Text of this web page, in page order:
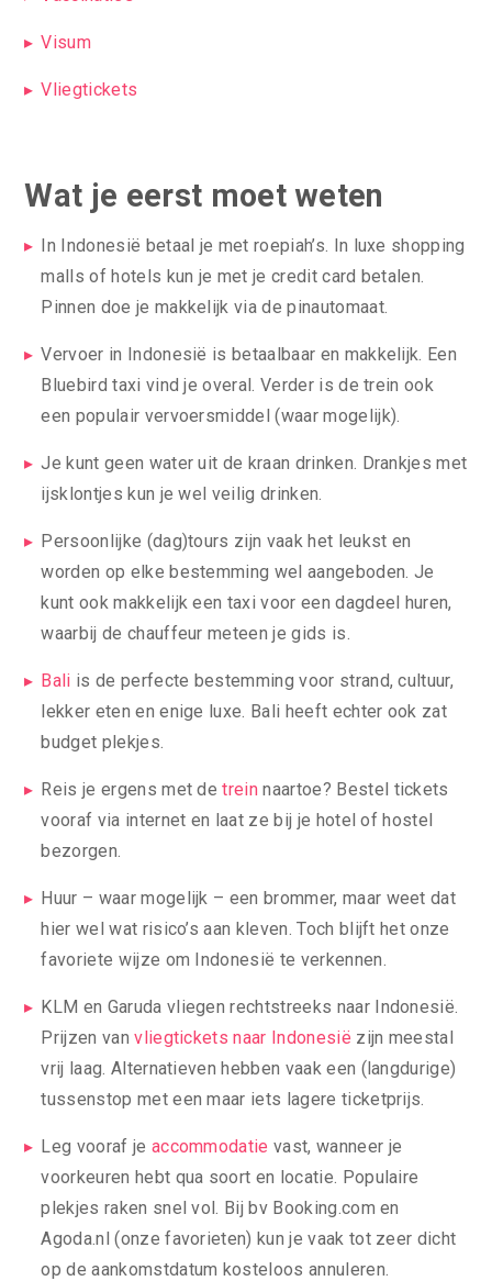
Visum
Vliegtickets
Wat je eerst moet weten
In Indonesië betaal je met roepiah’s. In luxe shopping
malls of hotels kun je met je credit card betalen.
Pinnen doe je makkelijk via de pinautomaat.
Vervoer in Indonesië is betaalbaar en makkelijk. Een
Bluebird taxi vind je overal. Verder is de trein ook
een populair vervoersmiddel (waar mogelijk).
Je kunt geen water uit de kraan drinken. Drankjes met
ijsklontjes kun je wel veilig drinken.
Persoonlijke (dag)tours zijn vaak het leukst en
worden op elke bestemming wel aangeboden. Je
kunt ook makkelijk een taxi voor een dagdeel huren,
waarbij de chauffeur meteen je gids is.
Bali is de perfecte bestemming voor strand, cultuur,
lekker eten en enige luxe. Bali heeft echter ook zat
budget plekjes.
Reis je ergens met detrein naartoe? Bestel tickets
vooraf via internet en laat ze bij je hotel of hostel
bezorgen.
Huur – waar mogelijk – een brommer, maar weet dat
hier wel wat risico’s aan kleven. Toch blijft het onze
favoriete wijze om Indonesië te verkennen.
KLM en Garuda vliegen rechtstreeks naar Indonesië.
Prijzen vanvliegtickets naar Indonesië zijn meestal
vrij laag. Alternatieven hebben vaak een (langdurige)
tussenstop met een maar iets lagere ticketprijs.
Leg vooraf je accommodatie vast, wanneer je
voorkeuren hebt qua soort en locatie. Populaire
plekjes raken snel vol. Bij bv Booking.com en
Agoda.nl (onze favorieten) kun je vaak tot zeer dicht
op de aankomstdatum kosteloos annuleren.